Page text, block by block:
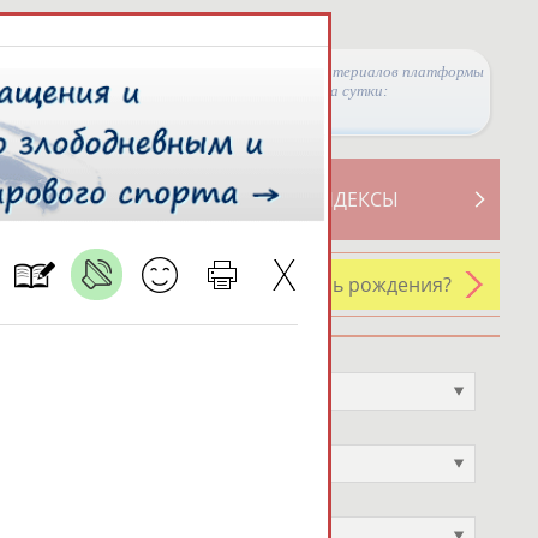
Просмотры материалов платформы
за сутки:
СВОДНЫЕ ИНДЕКСЫ
У кого сегодня день рождения?